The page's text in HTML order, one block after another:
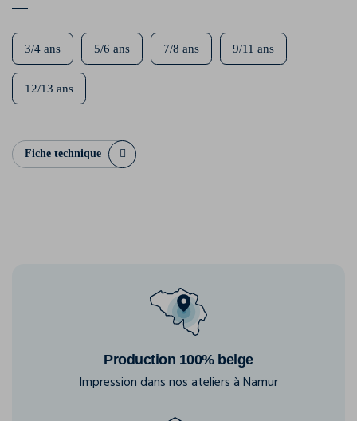
3/4 ans 5/6 ans 7/8 ans 9/11 ans
12/13 ans
Fiche technique
Production 100% belge
Impression dans nos ateliers à Namur